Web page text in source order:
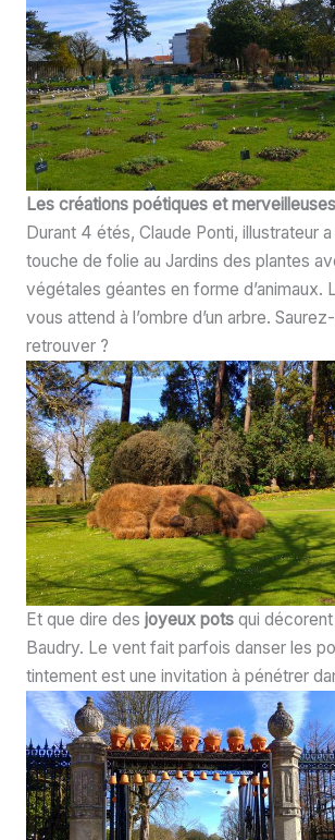
Les créations poétiques et
Durant 4 étés, Claude Ponti, illustrateur
touche de folie au Jardins des plantes
végétales géantes en forme d’animaux.
vous attend à l’ombre d’un arbre.
retrouver ?
Et que dire des joyeux potsqui décorent
Baudry. Le vent fait parfois danser les
tintement est une invitation à pénétrer